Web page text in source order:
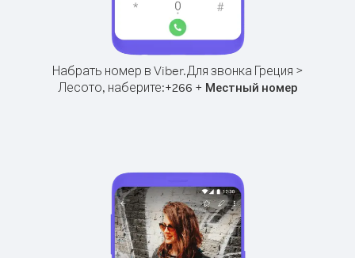
Набрать номер в Viber.Для звонка Греция >
Лесото, наберите:+266 + Местный номер